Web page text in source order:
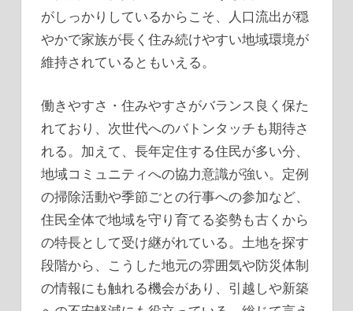
がしっかりしているからこそ、人口流出が穏
やかで家族が長く住み続けやすい地域環境が
維持されているともいえる。
働きやすさ・住みやすさがバランス良く保た
れており、次世代へのバトンタッチも期待さ
れる。加えて、長年定住する住民が多い分、
地域コミュニティへの協力意識が強い。定例
の掃除活動や季節ごとの行事への参加など、
住民全体で地域を守り育てる姿勢も古くから
の特長として受け継がれている。土地を探す
段階から、こうした地元の雰囲気や防災体制
の情報にも触れる機会があり、引越しや新築